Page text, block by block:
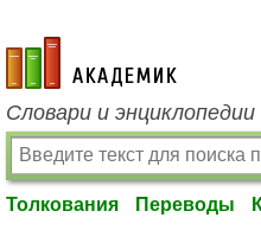
academic.ru
Словари и
Толкования Переводы